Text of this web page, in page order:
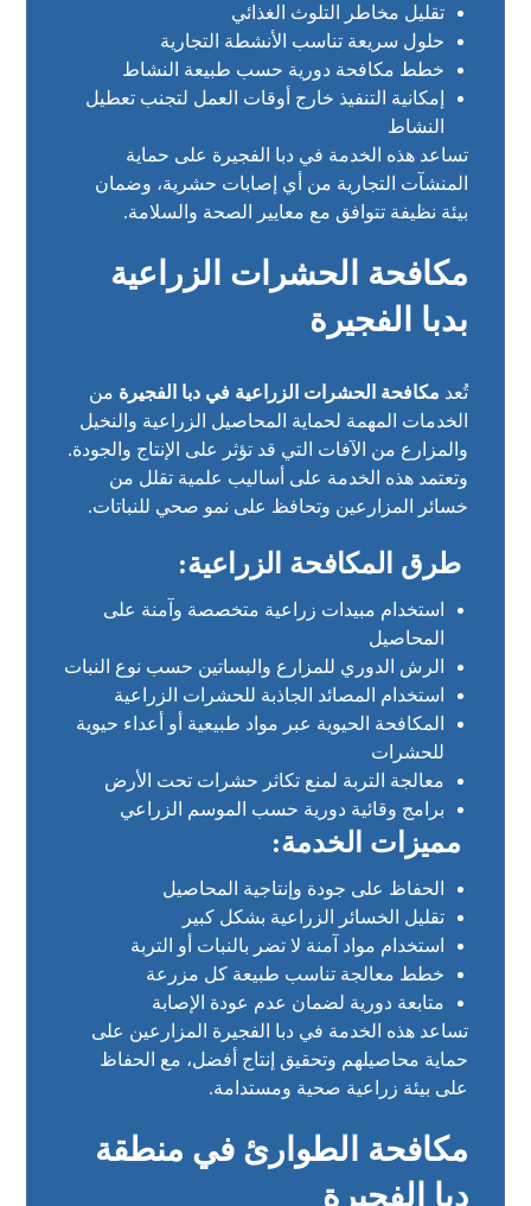
تقليل مخاطر التلوث الغذائي
حلول سريعة تناسب الأنشطة التجارية
خطط مكافحة دورية حسب طبيعة النشاط
إمكانية التنفيذ خارج أوقات العمل لتجنب تعطيل
النشاط
تساعد هذه الخدمة في دبا الفجيرة على حماية
المنشآت التجارية من أي إصابات حشرية، وضمان
بيئة نظيفة تتوافق مع معايير الصحة والسلامة.
مكافحة الحشرات الزراعية
بدبا الفجيرة
تُعد مكافحة الحشرات الزراعية في دبا الفجيرة من
الخدمات المهمة لحماية المحاصيل الزراعية والنخيل
والمزارع من الآفات التي قد تؤثر على الإنتاج والجودة.
وتعتمد هذه الخدمة على أساليب علمية تقلل من
خسائر المزارعين وتحافظ على نمو صحي للنباتات.
طرق المكافحة الزراعية:
استخدام مبيدات زراعية متخصصة وآمنة على
المحاصيل
الرش الدوري للمزارع والبساتين حسب نوع النبات
استخدام المصائد الجاذبة للحشرات الزراعية
المكافحة الحيوية عبر مواد طبيعية أو أعداء حيوية
للحشرات
معالجة التربة لمنع تكاثر حشرات تحت الأرض
برامج وقائية دورية حسب الموسم الزراعي
مميزات الخدمة:
الحفاظ على جودة وإنتاجية المحاصيل
تقليل الخسائر الزراعية بشكل كبير
استخدام مواد آمنة لا تضر بالنبات أو التربة
خطط معالجة تناسب طبيعة كل مزرعة
متابعة دورية لضمان عدم عودة الإصابة
تساعد هذه الخدمة في دبا الفجيرة المزارعين على
حماية محاصيلهم وتحقيق إنتاج أفضل، مع الحفاظ
على بيئة زراعية صحية ومستدامة.
مكافحة الطوارئ في منطقة
دبا الفجيرة